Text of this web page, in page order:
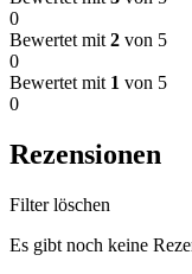
0
Bewertet mit2 von 5
0
Bewertet mit 1 von 5
0
Rezensionen
Filter löschen
Es gibt noch keine